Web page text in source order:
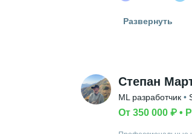
и 10 месяцев
Дополнительное
РЭУ им. Г. В.
Развернуть
Степан
ML разработчик •
От 350 000 ₽ •